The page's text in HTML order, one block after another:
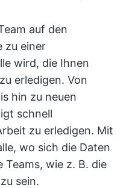
auf den
zu einer
wird, die Ihnen
erledigen. Von
hin zu neuen
schnell
zu erledigen. Mit
wo sich die Daten
wie z. B. die
sein.